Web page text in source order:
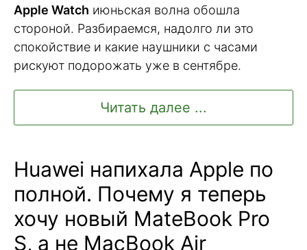
Apple Watch июньская волна обошла
стороной. Разбираемся, надолго ли это
спокойствие и какие наушники с часами
рискуют подорожать уже в сентябре.
Читать далее ...
Huawei напихала Apple по
полной. Почему я теперь
хочу новый MateBook Pro
S, а не MacBook Air